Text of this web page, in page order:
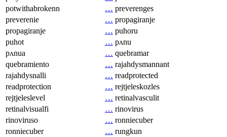
potwithabrokenn
… preverenges
preverenie
… propagiranje
propagiranje
… puhoru
puhot
… pʌnu
pʌnua
… quebramar
quebramiento
… rajahdysmannant
rajahdysnalli
… readprotected
readprotection
… rejtjeleskozles
rejtjeleslevel
… retinalvasculit
retinalvisualfi
… rinovirus
rinoviruso
… ronniecuber
ronniecuber
… rungkun